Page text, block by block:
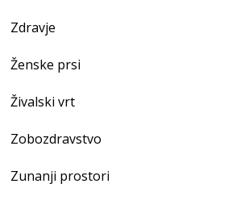
Zdravje
Ženske prsi
Živalski vrt
Zobozdravstvo
Zunanji prostori